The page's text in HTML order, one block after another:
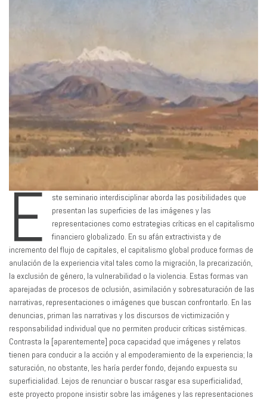
E
ste seminario interdisciplinar aborda las posibilidades que
presentan las superficies de las imágenes y las
representaciones como estrategias críticas en el capitalismo
financiero globalizado. En su afán extractivista y de
incremento del flujo de capitales, el capitalismo global produce formas de
anulación de la experiencia vital tales como la migración, la precarización,
la exclusión de género, la vulnerabilidad o la violencia. Estas formas van
aparejadas de procesos de oclusión, asimilación y sobresaturación de las
narrativas, representaciones o imágenes que buscan confrontarlo. En las
denuncias, priman las narrativas y los discursos de victimización y
responsabilidad individual que no permiten producir críticas sistémicas.
Contrasta la [aparentemente] poca capacidad que imágenes y relatos
tienen para conducir a la acción y al empoderamiento de la experiencia; la
saturación, no obstante, les haría perder fondo, dejando expuesta su
superficialidad. Lejos de renunciar o buscar rasgar esa superficialidad,
este proyecto propone insistir sobre las imágenes y las representaciones